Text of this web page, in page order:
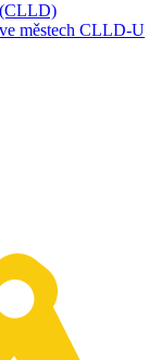
(CLLD)
městech CLLD-U